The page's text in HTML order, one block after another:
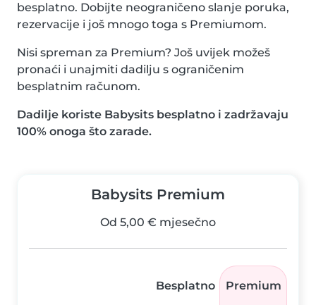
besplatno. Dobijte neograničeno slanje poruka,
rezervacije i još mnogo toga s Premiumom.
Nisi spreman za Premium? Još uvijek možeš
pronaći i unajmiti dadilju s ograničenim
besplatnim računom.
Dadilje koriste Babysits besplatno i zadržavaju
100% onoga što zarade.
Babysits Premium
Od 5,00 € mjesečno
Besplatno Premium